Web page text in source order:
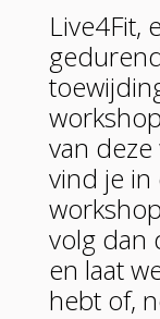
Live4Fit,
van
vind je in
volg dan
en laat
hebt of,